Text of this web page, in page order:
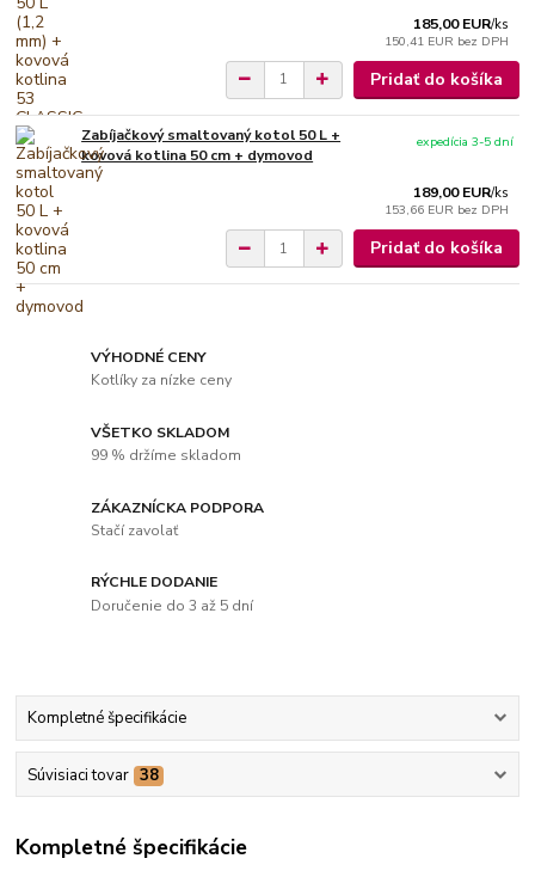
185,00 EUR/ks
150,41 EUR bez DPH
Pridať do košíka
Zabíjačkový smaltovaný kotol 50 L +
kovová kotlina 50 cm + dymovod
189,00 EUR/ks
153,66 EUR bez DPH
expedícia 3-5 dní
Pridať do košíka
VÝHODNÉ CENY
Kotlíky za nízke ceny
VŠETKO SKLADOM
99 % držíme skladom
ZÁKAZNÍCKA PODPORA
Stačí zavolať
RÝCHLE DODANIE
Doručenie do 3 až 5 dní
Kompletné špecifikácie
Súvisiaci tovar 38
Kompletné špecifikácie